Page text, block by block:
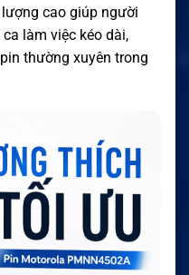
cao giúp người
làm việc kéo dài,
thường xuyên trong